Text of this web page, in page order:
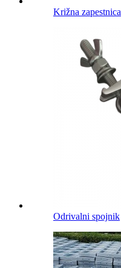
Križna zapestnica
Odrivalni spojnik